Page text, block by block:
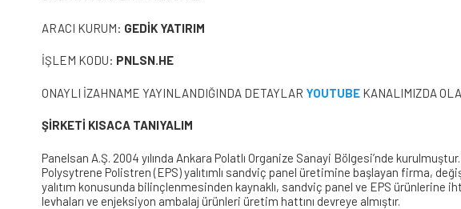
ARACI KURUM: GEDİK YATIRIM
İŞLEM KODU: PNLSN.HE
ONAYLI İZAHNAME YAYINLANDIĞINDA DETAYLAR YOUTUBE KANALIMIZDA
ŞİRKETİ KISACA TANIYALIM
Panelsan A.Ş. 2004 yılında Ankara Polatlı Organize Sanayi Bölgesi’nde
Polysytrene Polistren (EPS) yalıtımlı sandviç panel üretimine başlayan firma,
yalıtım konusunda bilinçlenmesinden kaynaklı, sandviç panel ve EPS ürünlerine
levhaları ve enjeksiyon ambalaj ürünleri üretim hattını devreye almıştır.